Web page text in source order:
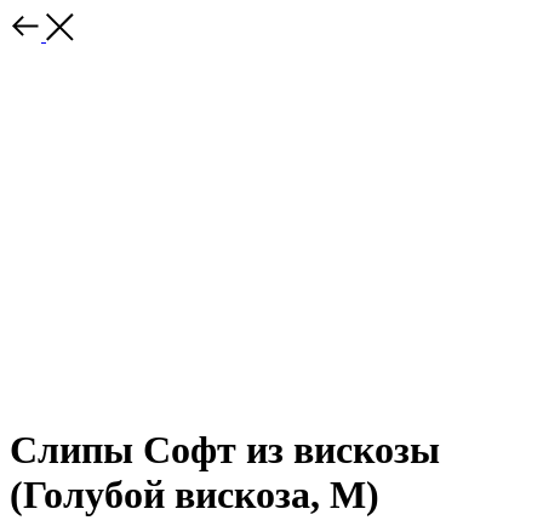
Слипы Софт из вискозы
(Голубой вискоза, M)